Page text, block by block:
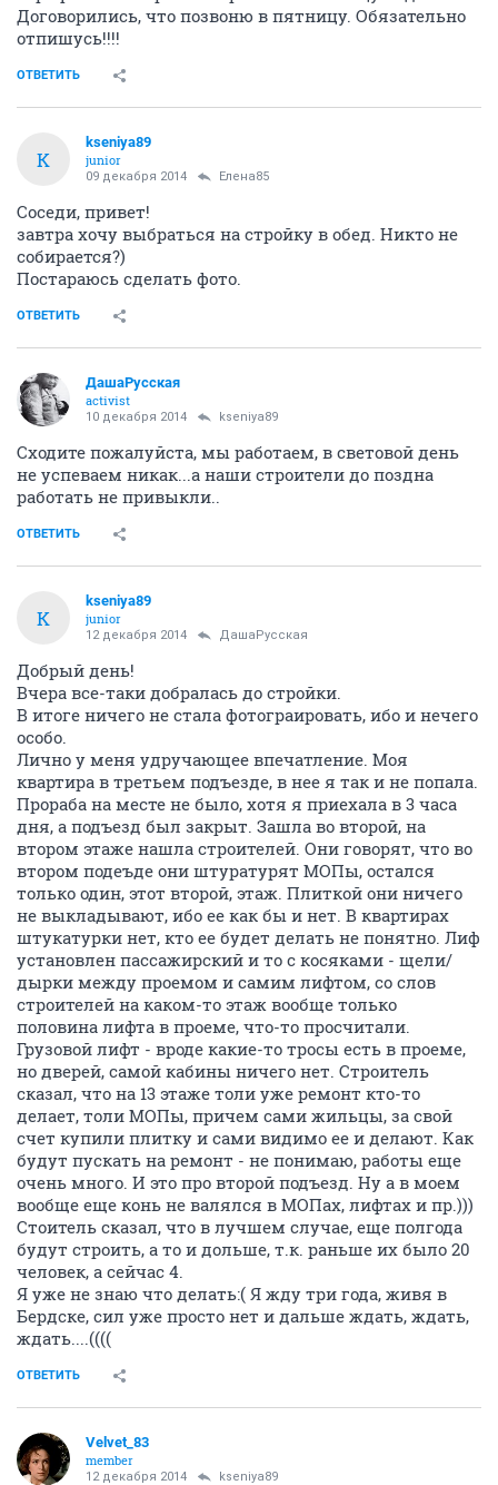
Договорились, что позвоню в пятницу. Обязательно
отпишусь!!!!
ОТВЕТИТЬ
K
kseniya89
junior
09 декабря 2014 Елена85
Соседи, привет!
завтра хочу выбраться на стройку в обед. Никто не
собирается?)
Постараюсь сделать фото.
ОТВЕТИТЬ
ДашаРусская
activist
10 декабря 2014 kseniya89
Сходите пожалуйста, мы работаем, в световой день
не успеваем никак...а наши строители до поздна
работать не привыкли..
ОТВЕТИТЬ
K
kseniya89
junior
12 декабря 2014 ДашаРусская
Добрый день!
Вчера все-таки добралась до стройки.
В итоге ничего не стала фотограировать, ибо и нечего
особо.
Лично у меня удручающее впечатление. Моя
квартира в третьем подъезде, в нее я так и не попала.
Прораба на месте не было, хотя я приехала в 3 часа
дня, а подъезд был закрыт. Зашла во второй, на
втором этаже нашла строителей. Они говорят, что во
втором подеъде они штуратурят МОПы, остался
только один, этот второй, этаж. Плиткой они ничего
не выкладывают, ибо ее как бы и нет. В квартирах
штукатурки нет, кто ее будет делать не понятно. Лиф
установлен пассажирский и то с косяками - щели/
дырки между проемом и самим лифтом, со слов
строителей на каком-то этаж вообще только
половина лифта в проеме, что-то просчитали.
Грузовой лифт - вроде какие-то тросы есть в проеме,
но дверей, самой кабины ничего нет. Строитель
сказал, что на 13 этаже толи уже ремонт кто-то
делает, толи МОПы, причем сами жильцы, за свой
счет купили плитку и сами видимо ее и делают. Как
будут пускать на ремонт - не понимаю, работы еще
очень много. И это про второй подъезд. Ну а в моем
вообще еще конь не валялся в МОПах, лифтах и пр.)))
Стоитель сказал, что в лучшем случае, еще полгода
будут строить, а то и дольше, т.к. раньше их было 20
человек, а сейчас 4.
Я уже не знаю что делать:( Я жду три года, живя в
Бердске, сил уже просто нет и дальше ждать, ждать,
ждать....((((
ОТВЕТИТЬ
Velvet_83
member
12 декабря 2014 kseniya89